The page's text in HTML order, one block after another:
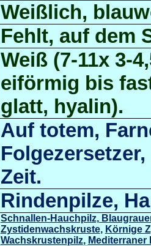
Weißlich,
Fehlt, auf dem
Weiß (7-11x 3-
eiförmig bis
glatt, hyalin).
Auf totem, F
Zeit.
Rindenpilze,
Schnallen-Hauchpilz,
Zystidenwachskruste, Körnige
Wachskrustenpilz, Mediterraner